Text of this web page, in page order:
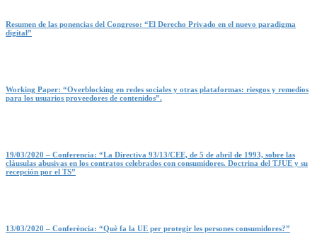
Resumen de las ponencias del Congreso: “El Derecho Privado en el nuevo paradigma
digital”
Working Paper: “Overblocking en redes sociales y otras plataformas: riesgos y remedios
para los usuarios proveedores de contenidos”.
19/03/2020 – Conferencia: “La Directiva 93/13/CEE, de 5 de abril de 1993, sobre las
cláusulas abusivas en los contratos celebrados con consumidores. Doctrina del TJUE y su
recepción por el TS”
13/03/2020 – Conferència: “Què fa la UE per protegir les persones consumidores?”